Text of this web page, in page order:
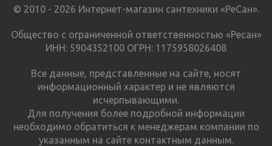
© 2010 - 2026 Интернет-магазин сантехники «РеСан».
Общество с ограниченной ответственностью «Ресан»
ИНН: 5904352100 ОГРН: 1175958026408
Все данные, представленные на сайте, носят
информационный характер и не являются
исчерпывающими.
Для получения более подробной информации
необходимо обратиться к менеджерам компании по
указанным на сайте контактным данным.